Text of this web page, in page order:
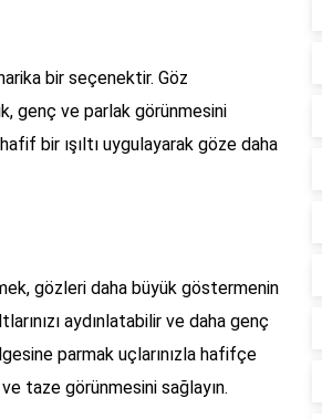
bir seçenektir. Göz
genç ve parlak görünmesini
bir ışıltı uygulayarak göze daha
gözleri daha büyük göstermenin
aydınlatabilir ve daha genç
parmak uçlarınızla hafifçe
taze görünmesini sağlayın.